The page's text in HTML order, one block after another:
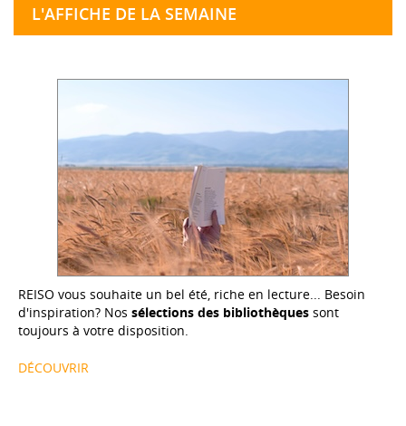
L'AFFICHE DE LA SEMAINE
REISO vous souhaite un bel été, riche en lecture... Besoin
d'inspiration? Nos sélections des bibliothèques sont
toujours à votre disposition.
DÉCOUVRIR